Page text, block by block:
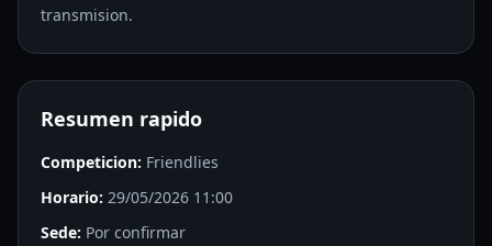
transmision.
Resumen rapido
Competicion: Friendlies
Horario: 29/05/2026 11:00
Sede: Por confirmar